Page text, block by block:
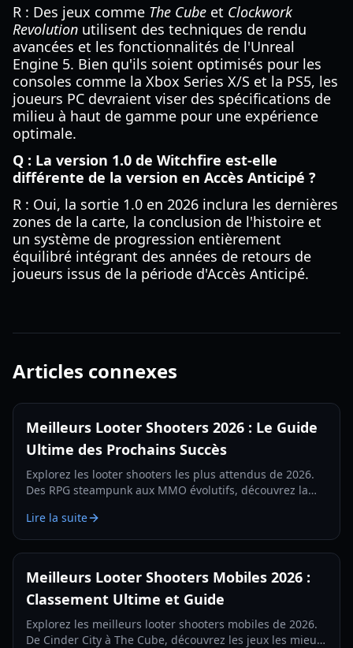
R : Des jeux comme The Cube et Clockwork
Revolution utilisent des techniques de rendu
avancées et les fonctionnalités de l'Unreal
Engine 5. Bien qu'ils soient optimisés pour les
consoles comme la Xbox Series X/S et la PS5, les
joueurs PC devraient viser des spécifications de
milieu à haut de gamme pour une expérience
optimale.
Q : La version 1.0 de Witchfire est-elle
différente de la version en Accès Anticipé ?
R : Oui, la sortie 1.0 en 2026 inclura les dernières
zones de la carte, la conclusion de l'histoire et
un système de progression entièrement
équilibré intégrant des années de retours de
joueurs issus de la période d'Accès Anticipé.
Articles connexes
Meilleurs Looter Shooters 2026 : Le Guide
Ultime des Prochains Succès
Explorez les looter shooters les plus attendus de 2026.
Des RPG steampunk aux MMO évolutifs, découvrez la
Lire la suite
Meilleurs Looter Shooters Mobiles 2026 :
Classement Ultime et Guide
Explorez les meilleurs looter shooters mobiles de 2026.
De Cinder City à The Cube, découvrez les jeux les mieux